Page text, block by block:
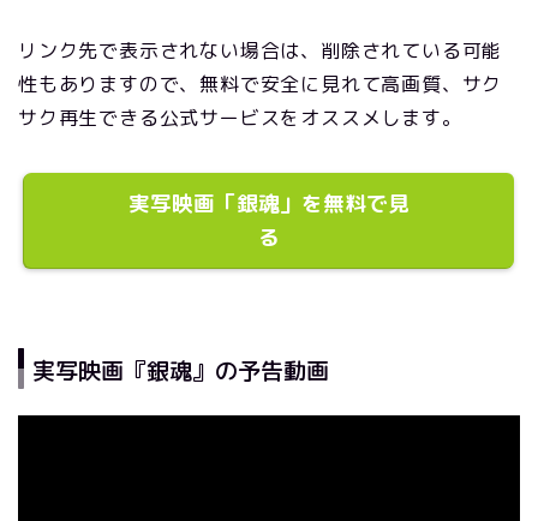
リンク先で表示されない場合は、削除されている可能
性もありますので、無料で安全に見れて高画質、サク
サク再生できる公式サービスをオススメします。
実写映画「銀魂」を無料で見
る
実写映画『銀魂』の予告動画